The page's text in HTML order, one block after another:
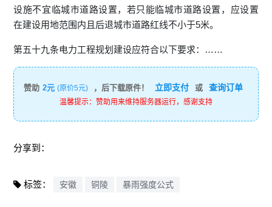
设施不宜临城市道路设置，若只能临城市道路设置，应设置
在建设用地范围内且后退城市道路红线不小于5米。
第五十九条电力工程规划建设应符合以下要求：……
赞助 2元 (原价5元) ，后下载原件！ 立即支付 或 查询订单
温馨提示：赞助用来维持服务器运行，感谢支持
分享到：
标签： 安徽 铜陵 暴雨强度公式